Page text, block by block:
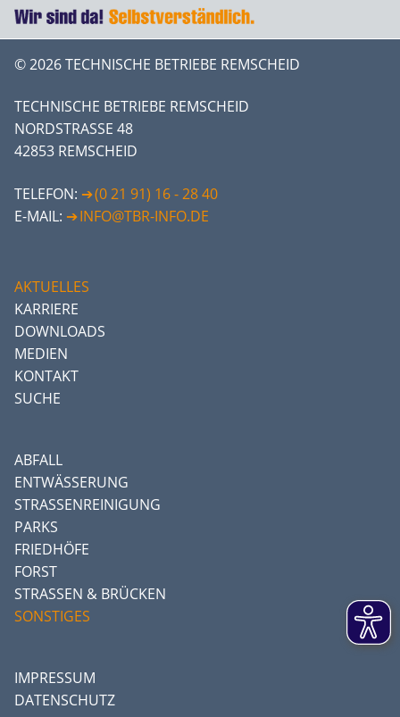
© 2026 TECHNISCHE BETRIEBE REMSCHEID
TECHNISCHE BETRIEBE REMSCHEID
NORDSTRASSE 48
42853 REMSCHEID
TELEFON:
(0 21 91) 16 - 28 40
E-MAIL:
INFO@TBR-INFO.DE
AKTUELLES
KARRIERE
DOWNLOADS
MEDIEN
KONTAKT
SUCHE
ABFALL
ENTWÄSSERUNG
STRASSENREINIGUNG
PARKS
FRIEDHÖFE
FORST
STRASSEN & BRÜCKEN
SONSTIGES
IMPRESSUM
DATENSCHUTZ